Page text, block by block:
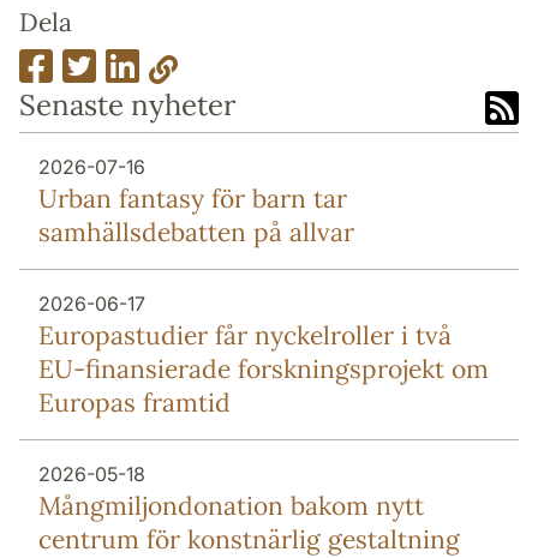
Dela
Senaste nyheter
2026-07-16
Urban fantasy för barn tar
samhällsdebatten på allvar
2026-06-17
Europa­studier får nyckel­roller i två
EU-finansierade forsknings­projekt om
Europas framtid
2026-05-18
Mång­miljon­donation bakom nytt
centrum för konstnärlig gestaltning